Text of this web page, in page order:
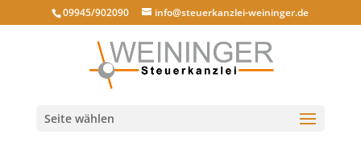
09945/902090 info@steuerkanzlei-weininger.de
Seite wählen